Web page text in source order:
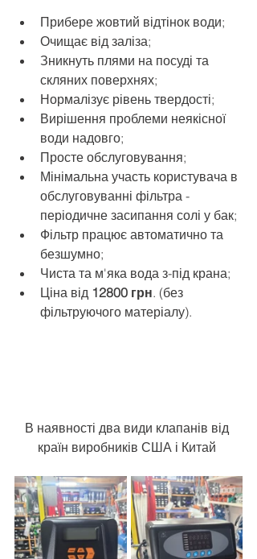
Прибере жовтий відтінок води;
Очищає від заліза;
Зникнуть плями на посуді та
скляних поверхнях;
Нормалізує рівень твердості;
Вирішення проблеми неякісної
води надовго;
Просте обслуговування;
Мінімальна участь користувача в
обслуговуванні фільтра -
періодичне засипання солі у бак;
Фільтр працює автоматично та
безшумно;
Чиста та м'яка вода з-під крана;
Ціна від 12800 грн. (без
фільтруючого матеріалу).
В наявності два види клапанів від
країн виробників США і Китай